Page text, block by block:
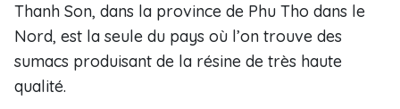
Thanh Son, dans la province de Phu Tho dans le
Nord, est la seule du pays où l’on trouve des
sumacs produisant de la résine de très haute
qualité.